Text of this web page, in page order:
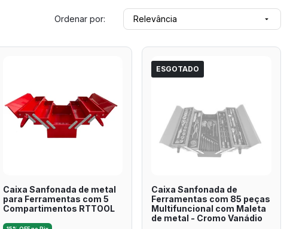
Ordenar por: Relevância 
Caixa Sanfonada de metal
para Ferramentas com 5
Compartimentos RTTOOL
Caixa Sanfonada de
Ferramentas com 85 peças
Multifuncional com Maleta
de metal - Cromo Vanádio
ESGOTADO